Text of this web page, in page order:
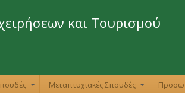
προς το
κυρίως
και Τουρισμού
Μεταπτυχιακές Σπουδές